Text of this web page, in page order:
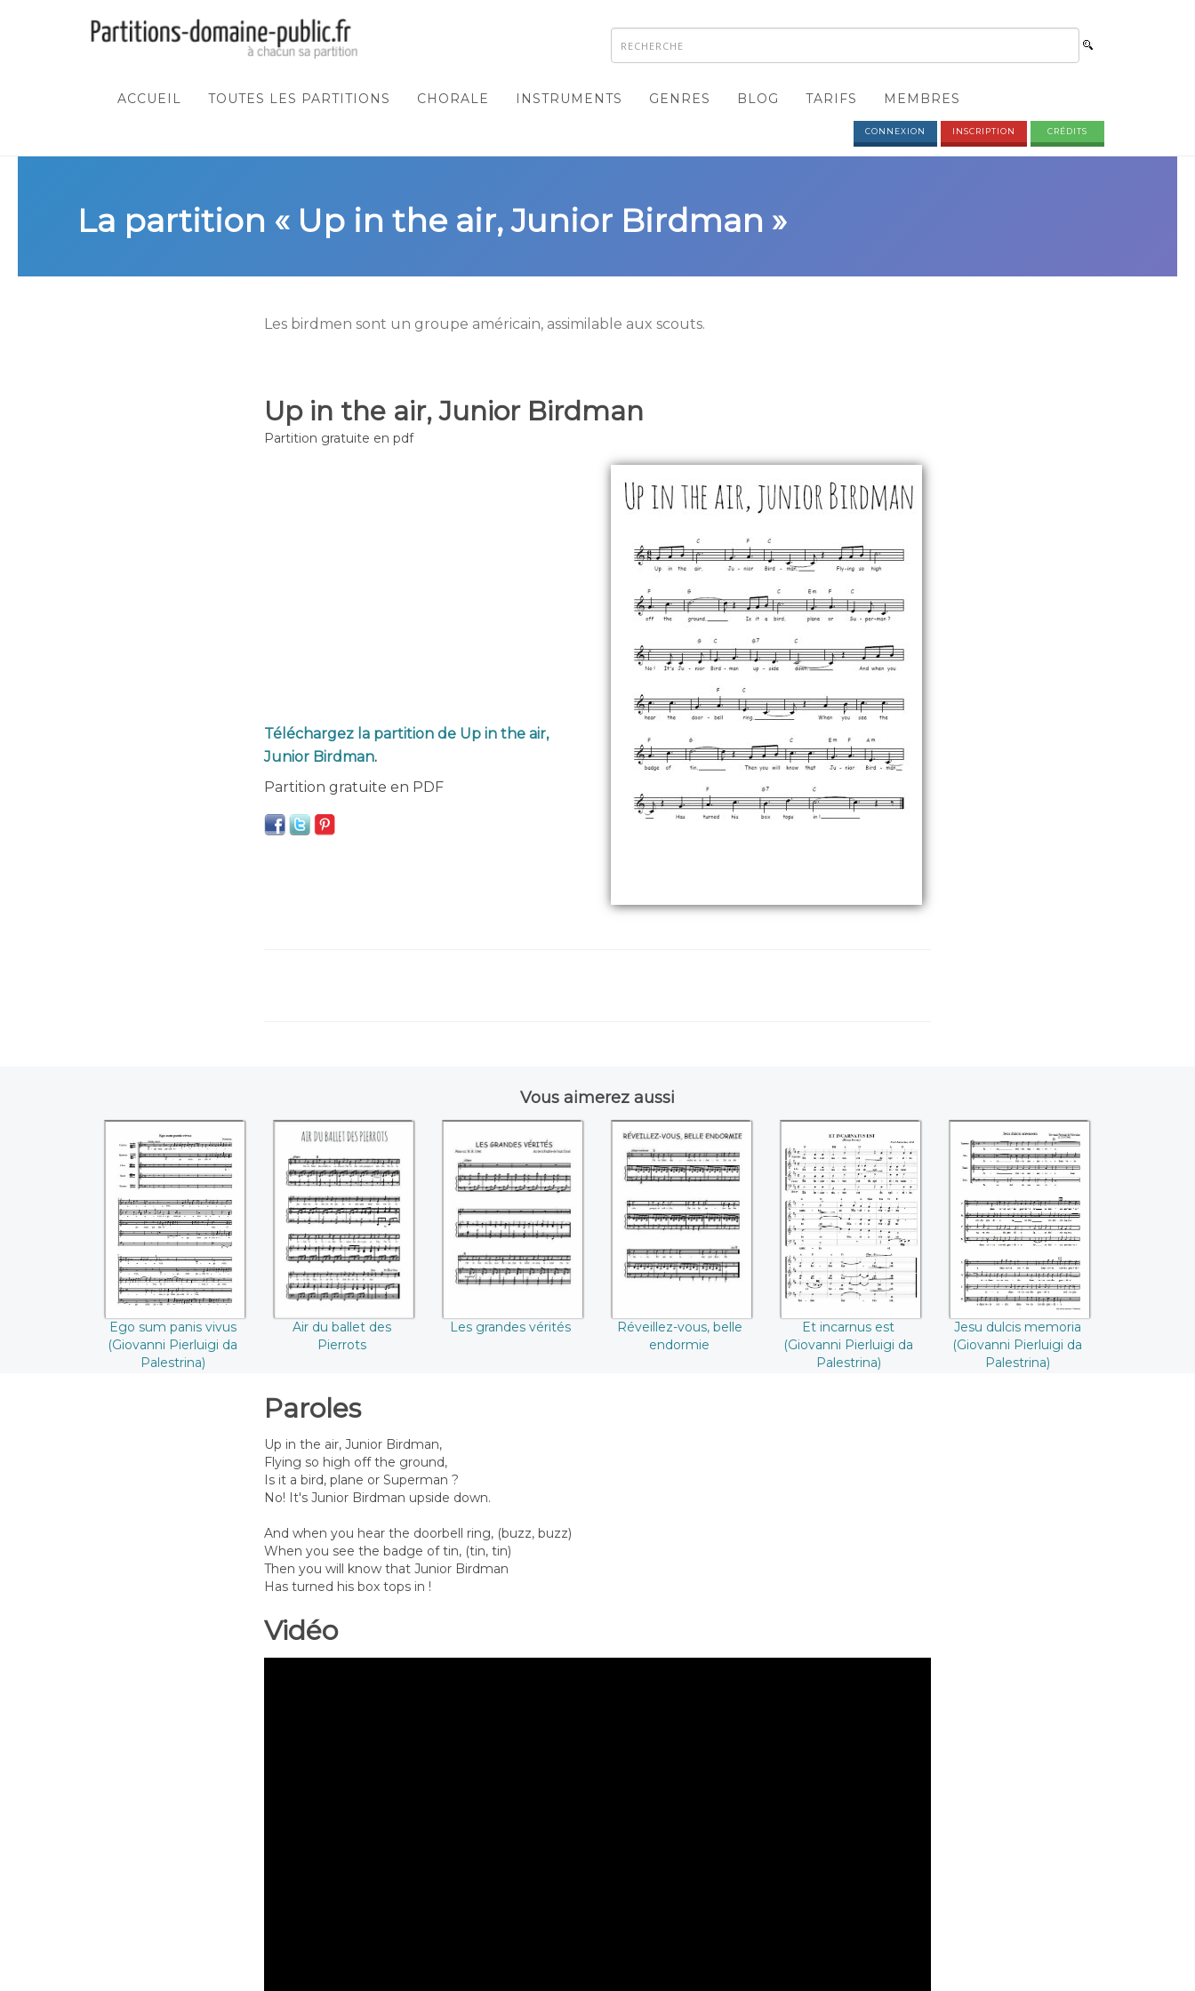
ACCUEIL TOUTES LES PARTITIONS CHORALE INSTRUMENTS GENRES BLOG TARIFS MEMBRES
CONNEXION INSCRIPTION CRÉDITS
La partition « Up in the air, Junior Birdman »
Les birdmen sont un groupe américain, assimilable aux scouts.
Up in the air, Junior Birdman
Partition gratuite en pdf
Téléchargez la partition de Up in the air,
Junior Birdman.
Partition gratuite en PDF
Vous aimerez aussi
Ego sum panis
vivus (Giovanni
Pierluigi da
Palestrina)
Ego sum panis vivus
(Giovanni Pierluigi da
Palestrina)
Air du ballet des
Pierrots
Air du ballet des
Pierrots
Les grandes vérités
Les grandes vérités
Réveillez-vous,
belle endormie
Réveillez-vous, belle
endormie
Et incarnus est
(Giovanni Pierluigi
da Palestrina)
Et incarnus est
(Giovanni Pierluigi da
Palestrina)
Jesu dulcis
memoria (Giovanni
Pierluigi da
Jesu dulcis memoria
(Giovanni Pierluigi da
Palestrina)
Paroles
Up in the air, Junior Birdman,
Flying so high off the ground,
Is it a bird, plane or Superman ?
No! It's Junior Birdman upside down.
And when you hear the doorbell ring, (buzz, buzz)
When you see the badge of tin, (tin, tin)
Then you will know that Junior Birdman
Has turned his box tops in !
Vidéo